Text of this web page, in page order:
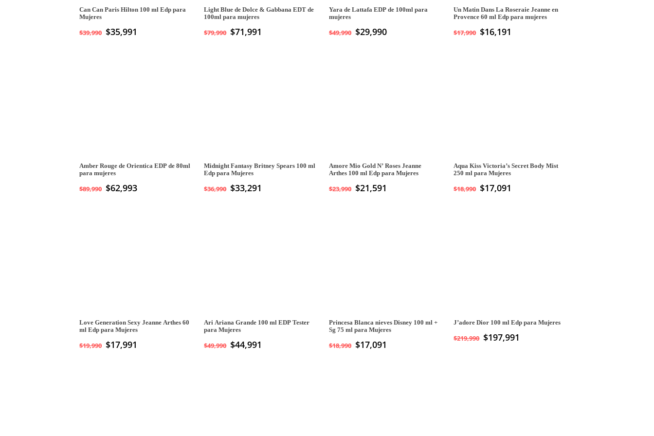
Can Can Paris Hilton 100 ml Edp para
Mujeres
$39,990 $35,991
Light Blue de Dolce & Gabbana EDT de
100ml para mujeres
$79,990 $71,991
Yara de Lattafa EDP de 100ml para
mujeres
$49,990 El
$29,990El
Un Matin Dans La Roseraie Jeanne en
Provence 60 ml Edp para mujeres
$17,990 $16,191
Amber Rouge de Orientica EDP de 80ml
para mujeres
$89,990 $62,993
Midnight Fantasy Britney Spears 100 ml
Edp para Mujeres
$36,990 $33,291
Amore Mio Gold N’ Roses Jeanne
Arthes 100 ml Edp para Mujeres
$23,990 $21,591
Aqua Kiss Victoria’s Secret Body Mist
250 ml para Mujeres
$18,990 $17,091
Love Generation Sexy Jeanne Arthes 60
ml Edp para Mujeres
$19,990 $17,991
Ari Ariana Grande 100 ml EDP Tester
para Mujeres
$49,990 $44,991
Princesa Blanca nieves Disney 100 ml +
Sg 75 ml para Mujeres
$18,990 $17,091
J’adore Dior 100 ml Edp para Mujeres
$219,990 $197,991